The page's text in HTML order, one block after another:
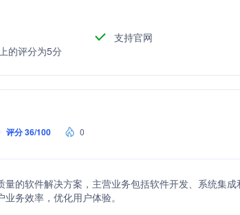
支持官网
的评分为5分
评分 36/100 0
量的软件解决方案，主营业务包括软件开发、系统集
务效率，优化用户体验。